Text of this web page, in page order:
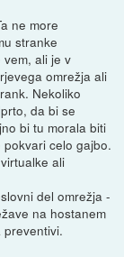
ne more
stranke
ali je v
omrežja ali
Nekoliko
da bi se
bi tu morala biti
celo gajbo.
ali
del omrežja -
na hostanem